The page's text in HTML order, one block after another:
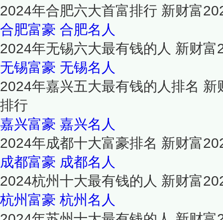
2024年合肥六大首富排行 新财富
合肥富豪 合肥名人
2024年无锡六大最有钱的人 新财
无锡富豪 无锡名人
2024年嘉兴五大最有钱的人排名
排行
嘉兴富豪 嘉兴名人
2024年成都十大富豪排名 新财富
成都富豪 成都名人
2024杭州十大最有钱的人 新财富
杭州富豪 杭州名人